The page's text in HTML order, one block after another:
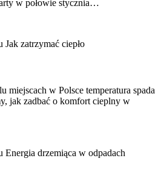
w połowie stycznia…
miejscach w Polsce temperatura spada
jak zadbać o komfort cieplny w